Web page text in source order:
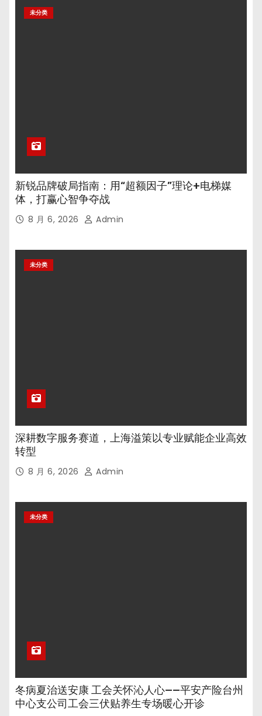
未分类
新锐品牌破局指南：用“超额因子”理论+电梯媒
体，打赢心智争夺战
8 月 6, 2026 Admin
未分类
深耕数字服务赛道，上海溢策以专业赋能企业高效
转型
8 月 6, 2026 Admin
未分类
冬病夏治送安康 工会关怀沁人心——平安产险台州
中心支公司工会三伏贴养生专场暖心开诊